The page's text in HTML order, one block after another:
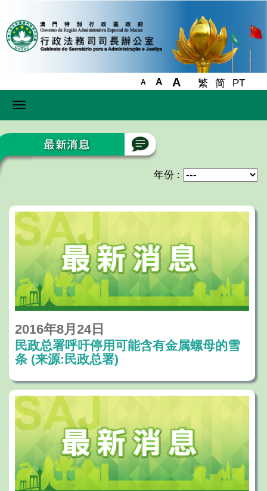
A A A 繁 简 PT
Toggle
年份 :
2016年8月24日
民政总署呼吁停用可能含有金属螺母的雪
条 (来源:民政总署)